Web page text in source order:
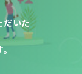
だいた